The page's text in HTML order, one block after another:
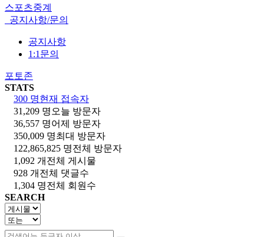
스포츠중계
공지사항/문의
공지사항
1:1문의
포토존
STATS
300 명현재 접속자
31,209 명 오늘 방문자
36,557 명어제 방문자
350,009 명최대 방문자
122,865,825 명전체 방문자
1,092 개 전체 게시물
928 개 전체 댓글수
1,304 명전체 회원수
SEARCH